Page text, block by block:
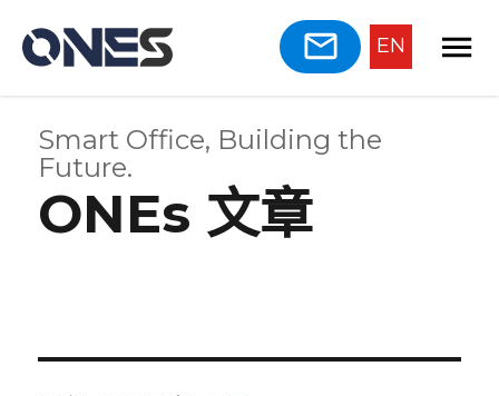
EN
Smart Office, Building the
Future.
ONEs 文章